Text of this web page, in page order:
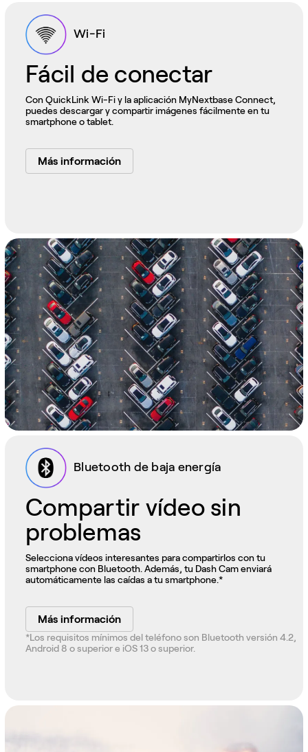
Wi-Fi
Fácil de conectar
Con QuickLink Wi-Fi y la aplicación MyNextbase Connect,
puedes descargar y compartir imágenes fácilmente en tu
smartphone o tablet.
Más información
Bluetooth de baja energía
Compartir vídeo sin
problemas
Selecciona vídeos interesantes para compartirlos con tu
smartphone con Bluetooth. Además, tu Dash Cam enviará
automáticamente las caídas a tu smartphone.*
Más información
*Los requisitos mínimos del teléfono son Bluetooth versión 4.2,
Android 8 o superior e iOS 13 o superior.